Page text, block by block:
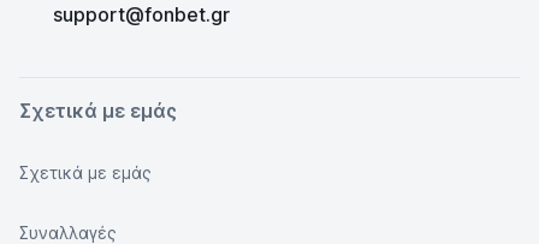
support@fonbet.gr
Σχετικά με εμάς
Σχετικά με εμάς
Συναλλαγές